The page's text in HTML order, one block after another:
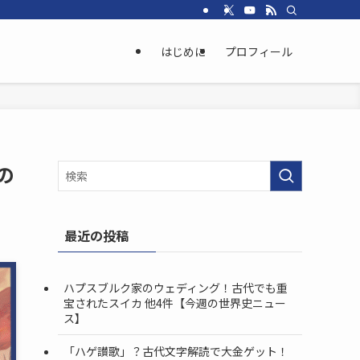
はじめに プロフィール
最近の投稿
ハプスブルク家のウェディング！古代でも重
宝されたスイカ 他4件【今週の世界史ニュー
ス】
「ハゲ讃歌」？古代文字解読で大金ゲット！